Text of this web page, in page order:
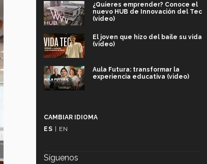
¿Quieres emprender? Conoce el
nuevo HUB de Innovación del Tec
(video)
El joven que hizo del baile su vida
(video)
Aula Futura: transformar la
experiencia educativa (video)
CAMBIAR IDIOMA
ES | EN
Síguenos